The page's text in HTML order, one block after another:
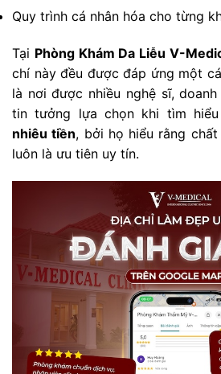
Quy trình cá nhân hóa cho từng
Tại Phòng Khám Da Liễu V-
chí này đều được đáp ứng một
là nơi được nhiều nghệ sĩ,
tin tưởng lựa chọn khi tìm
nhiêu tiền, bởi họ hiểu rằng
luôn là ưu tiên uy tín.